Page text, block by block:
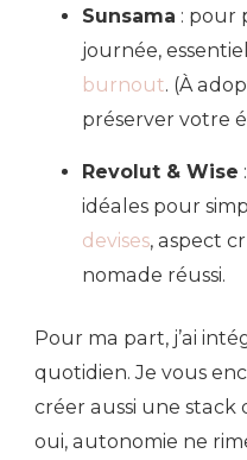
Sunsama : pour
journée,
burnout. (À
préserver votre
Revolut & Wise
idéales pour
devises, aspect
nomade réussi.
Pour ma part, j’ai
quotidien. Je vous
créer aussi une stack
oui, autonomie ne